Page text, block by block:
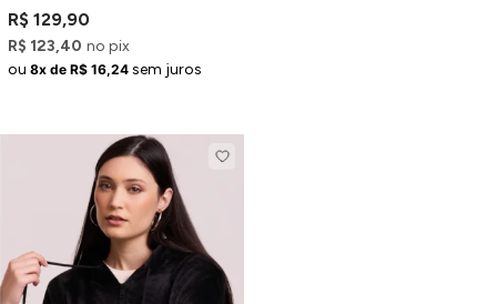
R$ 129,90
R$ 123,40 no pix
ou 8x de R$ 16,24 sem juros